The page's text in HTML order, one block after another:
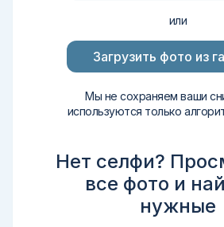
или
Загрузить фото из
Мы не сохраняем ваши
используются только
Нет селфи?
все фото и
нужные